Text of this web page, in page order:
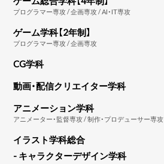
プログラマー専攻 / 企画専攻 / AI・IT専攻
ゲーム学科【2年制】
プログラマー専攻 / 企画専攻
CG学科
動画・配信クリエイター学科
アニメーション学科
アニメーター・監督専攻 / 制作・プロデューサー専攻
イラスト学科総合
- キャラクターデザイン学科